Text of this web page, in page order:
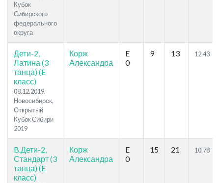
Кубок
Сибирского
федерального
округа
Дети-2,
Латина (3
танца) (E
класс)
08.12.2019,
Новосибирск,
Открытый
Кубок Сибири
2019
Корж
Александра
E
0
9 13 12.43
B.Дети-2,
Стандарт (3
танца) (E
класс)
Корж
Александра
E
0
15 21 10.78